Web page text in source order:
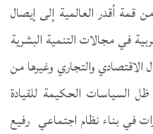
قمة أقدر العالمية إلى إيصال
في مجالات التنمية البشرية
الاقتصادي والتجاري وغيرها من
السياسات الحكيمة للقيادة
في بناء نظام اجتماعي رفيع